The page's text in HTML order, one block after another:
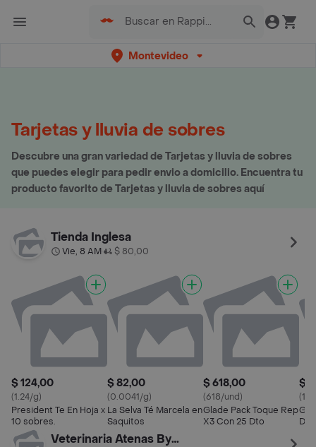
Montevideo
Tarjetas y lluvia de sobres
Descubre una gran variedad de Tarjetas y lluvia de sobres
que puedes elegir para pedir envio a domicilio. Encuentra tu
producto favorito de Tarjetas y lluvia de sobres aquí
Tienda Inglesa
Vie, 8 AM• $ 80,00
$ 124,00
(1.24/g)
President Te En Hoja x
10 sobres.
$ 82,00
(0.0041/g)
La Selva Té Marcela en
Saquitos
$ 618,00
(618/und)
Glade Pack Toque Rep
X3 Con 25 Dto
$
Veterinaria Atenas By Palermo